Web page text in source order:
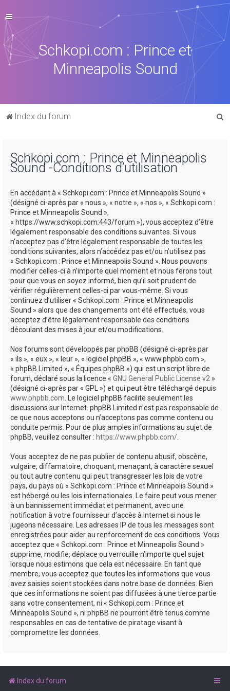
Schkopi.com : Prince et
Minneapolis Sound
Index du forum
Schkopi.com : Prince et Minneapolis
Sound -Conditions d’utilisation
En accédant à « Schkopi.com : Prince et Minneapolis Sound »
(désigné ci-après par « nous », « notre », « nos », « Schkopi.com :
Prince et Minneapolis Sound »,
« https://www.schkopi.com:443/forum »), vous acceptez d’être
légalement responsable des conditions suivantes. Si vous
n’acceptez pas d’être légalement responsable de toutes les
conditions suivantes, alors n’accédez pas et/ou n’utilisez pas
« Schkopi.com : Prince et Minneapolis Sound ». Nous pouvons
modifier celles-ci à n’importe quel moment et nous ferons tout
pour que vous en soyez informé, bien qu’il soit prudent de
vérifier régulièrement celles-ci par vous-même. Si vous
continuez d’utiliser « Schkopi.com : Prince et Minneapolis
Sound » alors que des changements ont été effectués, vous
acceptez d’être légalement responsable des conditions
découlant des mises à jour et/ou modifications.
Nos forums sont développés par phpBB (désigné ci-après par
« ils », « eux », « leur », « logiciel phpBB », « www.phpbb.com »,
« phpBB Limited », « Équipes phpBB ») qui est un script libre de
forum, déclaré sous la licence « GNU General Public License v2 »
(désigné ci-après par « GPL ») et qui peut être téléchargé depuis
www.phpbb.com . Le logiciel phpBB facilite seulement les
discussions sur Internet. phpBB Limited n’est pas responsable de
ce que nous acceptons ou n’acceptons pas comme contenu ou
conduite permis. Pour de plus amples informations au sujet de
phpBB, veuillez consulter : https://www.phpbb.com/
Vous acceptez de ne pas publier de contenu abusif, obscène,
vulgaire, diffamatoire, choquant, menaçant, à caractère sexuel
ou tout autre contenu qui peut transgresser les lois de votre
pays, du pays où « Schkopi.com : Prince et Minneapolis Sound »
est hébergé ou les lois internationales. Le faire peut vous mener
à un bannissement immédiat et permanent, avec une
notification à votre fournisseur d’accès à Internet si nous le
jugeons nécessaire. Les adresses IP de tous les messages sont
enregistrées pour aider au renforcement de ces conditions. Vous
acceptez que « Schkopi.com : Prince et Minneapolis Sound »
supprime, modifie, déplace ou verrouille n’importe quel sujet
lorsque nous estimons que cela est nécessaire. En tant que
membre, vous acceptez que toutes les informations que vous
avez saisies soient stockées dans notre base de données. Bien
que ces informations ne soient pas diffusées à une tierce partie
sans votre consentement, ni « Schkopi.com : Prince et
Minneapolis Sound », ni phpBB ne pourront être tenus comme
responsables en cas de tentative de piratage visant à
compromettre les données.
Index du forum